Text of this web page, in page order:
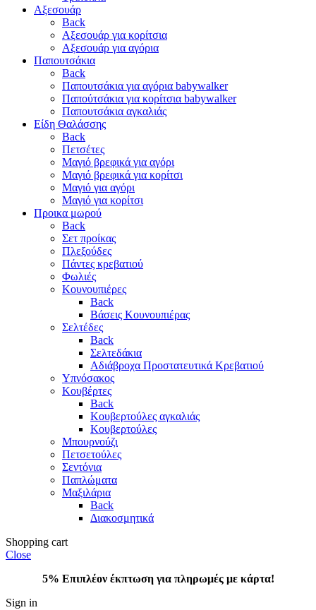
Αξεσουάρ
Back
Αξεσουάρ για κορίτσια
Αξεσουάρ για αγόρια
Παπουτσάκια
Back
Παπουτσάκια για αγόρια babywalker
Παπούτσάκια για κορίτσια babywalker
Παπουτσάκια αγκαλιάς
Είδη Θαλάσσης
Back
Πετσέτες
Μαγιό βρεφικά για αγόρι
Μαγιό βρεφικά για κορίτσι
Μαγιό για αγόρι
Μαγιό για κορίτσι
Προικα μωρού
Back
Σετ προίκας
Πλεξούδες
Πάντες κρεβατιού
Φωλιές
Κουνουπιέρες
Back
Βάσεις Κουνουπιέρας
Σελτέδες
Back
Σελτεδάκια
Αδιάβροχα Προστατευτικά Κρεβατιού
Υπνόσακος
Κουβέρτες
Back
Κουβερτούλες αγκαλιάς
Κουβερτούλες
Μπουρνούζι
Πετσετούλες
Σεντόνια
Παπλώματα
Μαξιλάρια
Back
Διακοσμητικά
Shopping cart
Close
5% Επιπλέον έκπτωση για πληρωμές με κάρτα!
Sign in